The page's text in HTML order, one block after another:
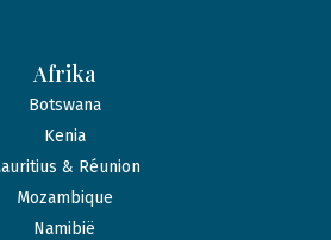
Afrika
Botswana
Kenia
& Réunion
Mozambique
Namibië